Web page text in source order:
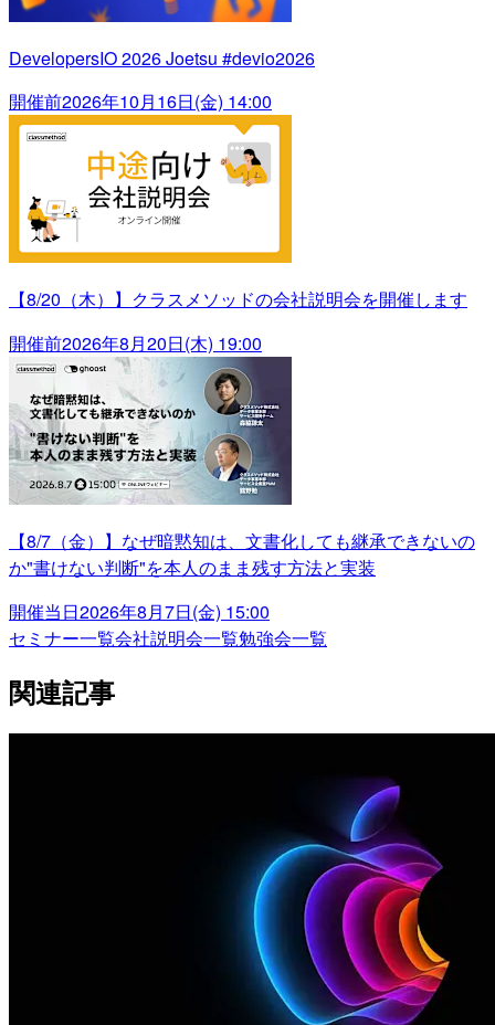
DevelopersIO 2026 Joetsu #devio2026
開催前2026年10月16日(金) 14:00
【8/20（木）】クラスメソッドの会社説明会を開催します
開催前2026年8月20日(木) 19:00
【8/7（金）】なぜ暗黙知は、文書化しても継承できないの
か"書けない判断"を本人のまま残す方法と実装
開催当日2026年8月7日(金) 15:00
セミナー一覧会社説明会一覧勉強会一覧
関連記事